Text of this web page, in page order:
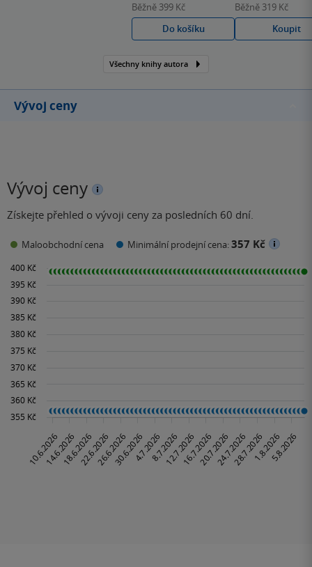
Historie včel.
Běžně 399 Kč
Do košíku
Běžně 319 Kč
Koupit
Všechny knihy autora
Vývoj ceny
Vývoj ceny
Získejte přehled o vývoji ceny za posledních 60 dní.
Maloobchodní cena Minimální prodejní cena:357 Kč